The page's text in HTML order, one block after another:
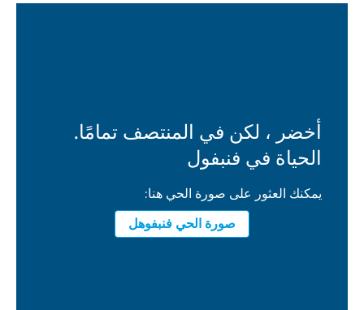
أخضر ، لكن في المنتصف تمامًا.
الحياة في فنبفول
يمكنك العثور على صورة الحي هنا:
صورة الحي فنبفوهل